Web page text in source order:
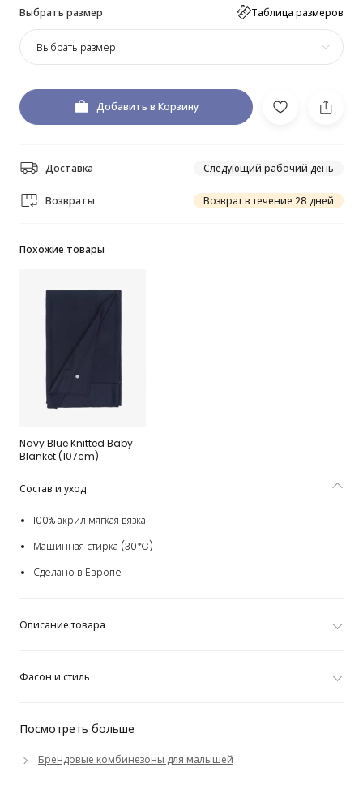
Выбрать размер Таблица размеров
Выбрать размер
Добавить в Корзину
Доставка Следующий рабочий день
Возвраты Возврат в течение 28 дней
Похожие товары
Navy Blue Knitted Baby
Blanket (107cm)
Посмотреть больше
Брендовые комбинезоны для малышей
Состав и уход
100% акрил мягкая вязка
Машинная стирка (30*C)
Сделано в Европе
Описание товара
Фасон и стиль